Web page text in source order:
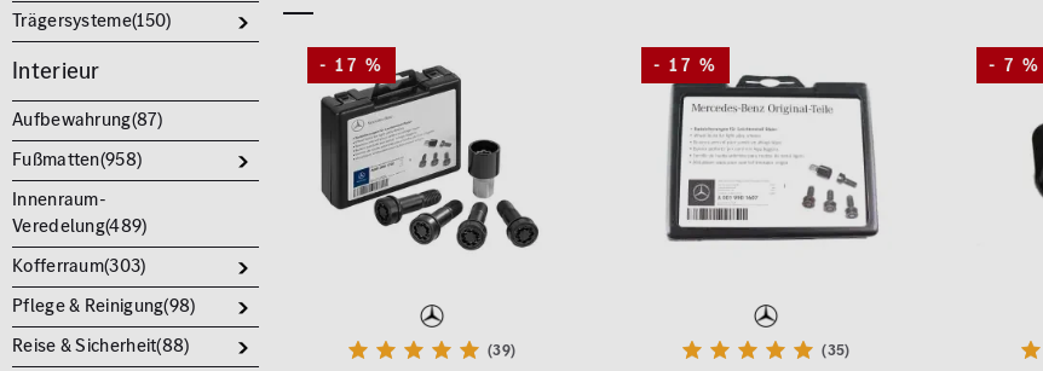
Trägersysteme(150)
Interieur
Aufbewahrung(87)
Fußmatten(958)
Innenraum-
Veredelung(489)
Kofferraum(303)
Pflege & Reinigung(98)
Reise & Sicherheit(88)
- 17 %
(39)
- 17 %
(35)
- 7 %